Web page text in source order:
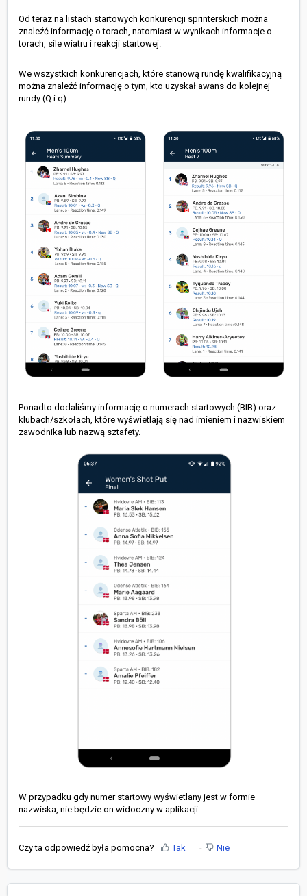
Od teraz na listach startowych konkurencji sprinterskich można
znaleźć informację o torach, natomiast w wynikach informacje o
torach, sile wiatru i reakcji startowej.
We wszystkich konkurencjach, które stanową rundę kwalifikacyjną
można znaleźć informację o tym, kto uzyskał awans do kolejnej
rundy (Q i q).
Ponadto dodaliśmy informację o numerach startowych (BIB) oraz
klubach/szkołach, które wyświetlają się nad imieniem i nazwiskiem
zawodnika lub nazwą sztafety.
W przypadku gdy numer startowy wyświetlany jest w formie
nazwiska, nie będzie on widoczny w aplikacji.
Czy ta odpowiedź była pomocna? Tak Nie